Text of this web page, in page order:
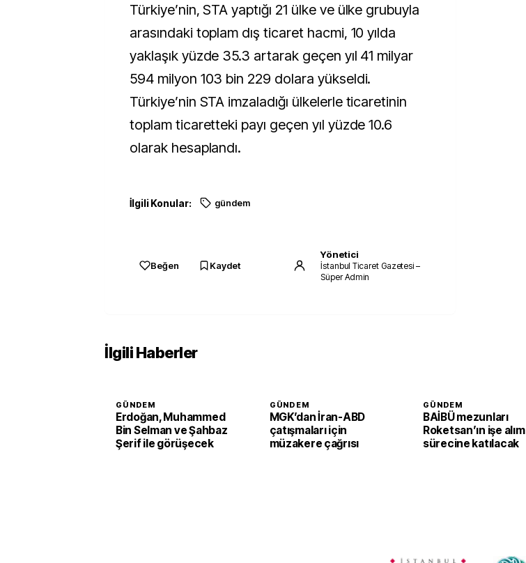
Türkiye’nin, STA yaptığı 21 ülke ve ülke grubuyla
arasındaki toplam dış ticaret hacmi, 10 yılda
yaklaşık yüzde 35.3 artarak geçen yıl 41 milyar
594 milyon 103 bin 229 dolara yükseldi.
Türkiye’nin STA imzaladığı ülkelerle ticaretinin
toplam ticaretteki payı geçen yıl yüzde 10.6
olarak hesaplandı.
İlgili Konular: gündem
Beğen Kaydet
Yönetici
İstanbul Ticaret Gazetesi –
Süper Admin
İlgili Haberler
GÜNDEM
Erdoğan, Muhammed
Bin Selman ve Şahbaz
Şerif ile görüşecek
GÜNDEM
MGK’dan İran-ABD
çatışmaları için
müzakere çağrısı
GÜNDEM
BAİBÜ mezunları
Roketsan’ın işe alım
sürecine katılacak